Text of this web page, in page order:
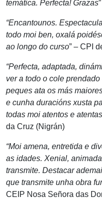
temática. Perfecta! Grazas
“Encantounos.
todo moi ben, oxalá
ao longo do curso” – CPI
“Perfecta, adaptada,
ver a todo o cole
peques ata os más
e cunha duracións xusta
todas moi atentos e
da Cruz (Nigrán)
“Moi amena, entretida e
as idades. Xenial,
transmite. Destacar
que transmite unha obra
CEIP Nosa Señora das